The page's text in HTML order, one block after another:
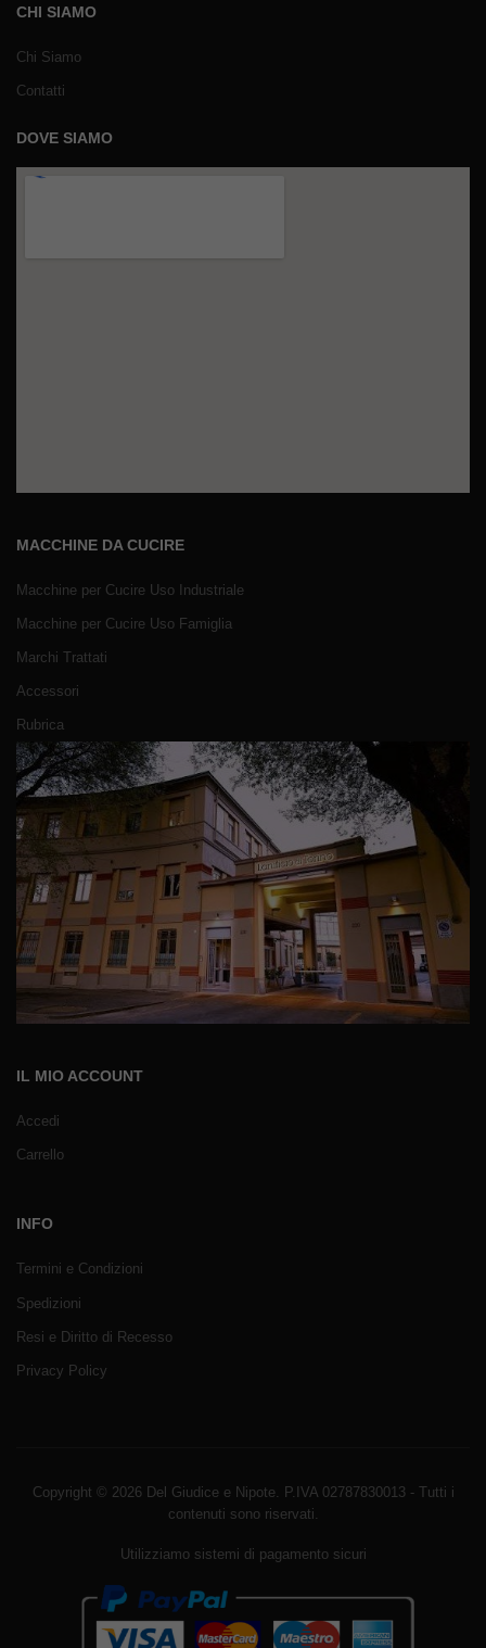
CHI SIAMO
Chi Siamo
Contatti
DOVE SIAMO
MACCHINE DA CUCIRE
Macchine per Cucire Uso Industriale
Macchine per Cucire Uso Famiglia
Marchi Trattati
Accessori
Rubrica
IL MIO ACCOUNT
Accedi
Carrello
INFO
Termini e Condizioni
Spedizioni
Resi e Diritto di Recesso
Privacy Policy
Copyright © 2026 Del Giudice e Nipote. P.IVA 02787830013 - Tutti i
contenuti sono riservati.
Utilizziamo sistemi di pagamento sicuri